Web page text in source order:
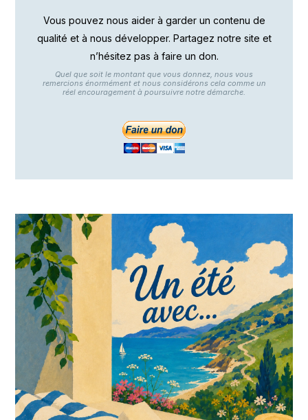
Vous pouvez nous aider à garder un contenu de
qualité et à nous développer. Partagez notre site et
n’hésitez pas à faire un don.
Quel que soit le montant que vous donnez, nous vous
remercions énormément et nous considérons cela comme un
réel encouragement à poursuivre notre démarche.